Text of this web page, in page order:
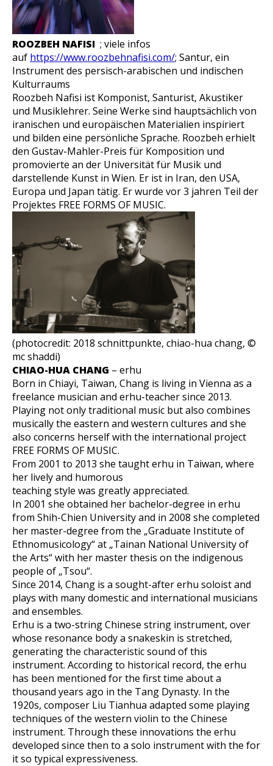
ROOZBEH NAFISI ; viele infos
auf https://www.roozbehnafisi.com/; Santur, ein
Instrument des persisch-arabischen und indischen
Kulturraums
Roozbeh Nafisi ist Komponist, Santurist, Akustiker
und Musiklehrer. Seine Werke sind hauptsächlich von
iranischen und europäischen Materialien inspiriert
und bilden eine persönliche Sprache. Roozbeh erhielt
den Gustav-Mahler-Preis für Komposition und
promovierte an der Universität für Musik und
darstellende Kunst in Wien. Er ist in Iran, den USA,
Europa und Japan tätig. Er wurde vor 3 jahren Teil der
Projektes FREE FORMS OF MUSIC.
(photocredit: 2018 schnittpunkte, chiao-hua chang, ©
mc shaddi)
CHIAO-HUA CHANG – erhu
Born in Chiayi, Taiwan, Chang is living in Vienna as a
freelance musician and erhu-teacher since 2013.
Playing not only traditional music but also combines
musically the eastern and western cultures and she
also concerns herself with the international project
FREE FORMS OF MUSIC.
From 2001 to 2013 she taught erhu in Taiwan, where
her lively and humorous
teaching style was greatly appreciated.
In 2001 she obtained her bachelor-degree in erhu
from Shih-Chien University and in 2008 she completed
her master-degree from the „Graduate Institute of
Ethnomusicology“ at „Tainan National University of
the Arts“ with her master thesis on the indigenous
people of „Tsou“.
Since 2014, Chang is a sought-after erhu soloist and
plays with many domestic and international musicians
and ensembles.
Erhu is a two-string Chinese string instrument, over
whose resonance body a snakeskin is stretched,
generating the characteristic sound of this
instrument. According to historical record, the erhu
has been mentioned for the first time about a
thousand years ago in the Tang Dynasty. In the
1920s, composer Liu Tianhua adapted some playing
techniques of the western violin to the Chinese
instrument. Through these innovations the erhu
developed since then to a solo instrument with the for
it so typical expressiveness.